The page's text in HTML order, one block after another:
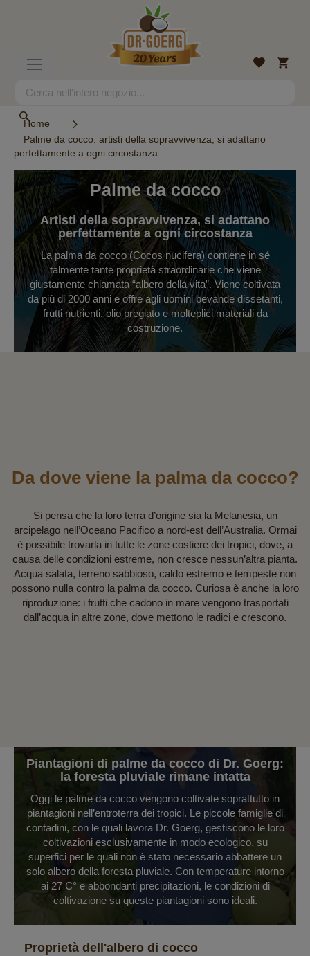
Search
Lista
Home
Palme da cocco: artisti della sopravvivenza, si adattano
perfettamente a ogni circostanza
Palme da cocco
Artisti della sopravvivenza, si adattano
perfettamente a ogni circostanza
La palma da cocco (Cocos nucifera) contiene in sé
talmente tante proprietà straordinarie che viene
giustamente chiamata “albero della vita”. Viene coltivata
da più di 2000 anni e offre agli uomini bevande dissetanti,
frutti nutrienti, olio pregiato e molteplici materiali da
costruzione.
Da dove viene la palma da cocco?
Si pensa che la loro terra d’origine sia la Melanesia, un
arcipelago nell’Oceano Pacifico a nord-est dell’Australia. Ormai
è possibile trovarla in tutte le zone costiere dei tropici, dove, a
causa delle condizioni estreme, non cresce nessun’altra pianta.
Acqua salata, terreno sabbioso, caldo estremo e tempeste non
possono nulla contro la palma da cocco. Curiosa è anche la loro
riproduzione: i frutti che cadono in mare vengono trasportati
dall’acqua in altre zone, dove mettono le radici e crescono.
Piantagioni di palme da cocco di Dr. Goerg:
la foresta pluviale rimane intatta
Oggi le palme da cocco vengono coltivate soprattutto in
piantagioni nell’entroterra dei tropici. Le piccole famiglie di
contadini, con le quali lavora Dr. Goerg, gestiscono le loro
coltivazioni esclusivamente in modo ecologico, su
superfici per le quali non è stato necessario abbattere un
solo albero della foresta pluviale. Con temperature intorno
ai 27 C° e abbondanti precipitazioni, le condizioni di
coltivazione su queste piantagioni sono ideali.
Proprietà dell'albero di cocco